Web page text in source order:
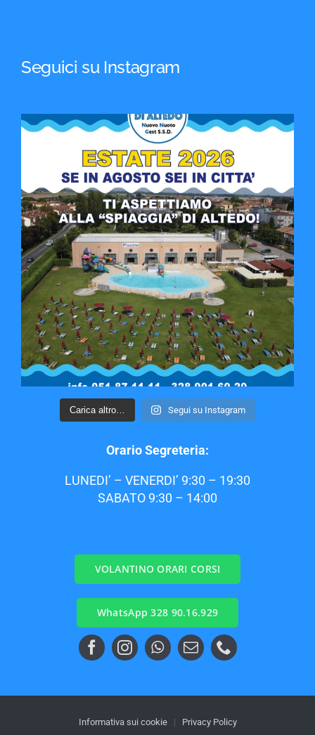
Seguici su Instagram
Carica altro… Segui su Instagram
Orario Segreteria:
LUNEDI’ – VENERDI’ 9:30 – 19:30
SABATO 9:30 – 14:00
VOLANTINO ORARI CORSI
WhatsApp 328 90.16.929
Informativa sui cookie| Privacy Policy